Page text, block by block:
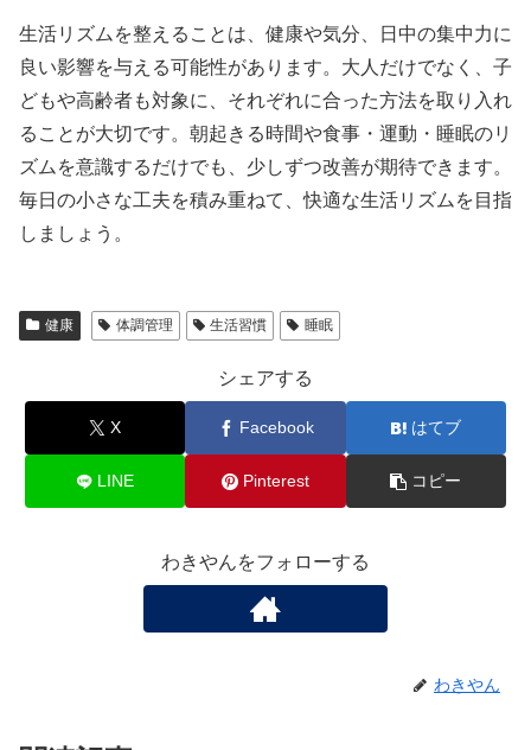
生活リズムを整えることは、健康や気分、日中の集中力に
良い影響を与える可能性があります。大人だけでなく、子
どもや高齢者も対象に、それぞれに合った方法を取り入れ
ることが大切です。朝起きる時間や食事・運動・睡眠のリ
ズムを意識するだけでも、少しずつ改善が期待できます。
毎日の小さな工夫を積み重ねて、快適な生活リズムを目指
しましょう。
健康 体調管理 生活習慣 睡眠
シェアする
X Facebook はてブ
LINE Pinterest コピー
わきやんをフォローする
わきやん